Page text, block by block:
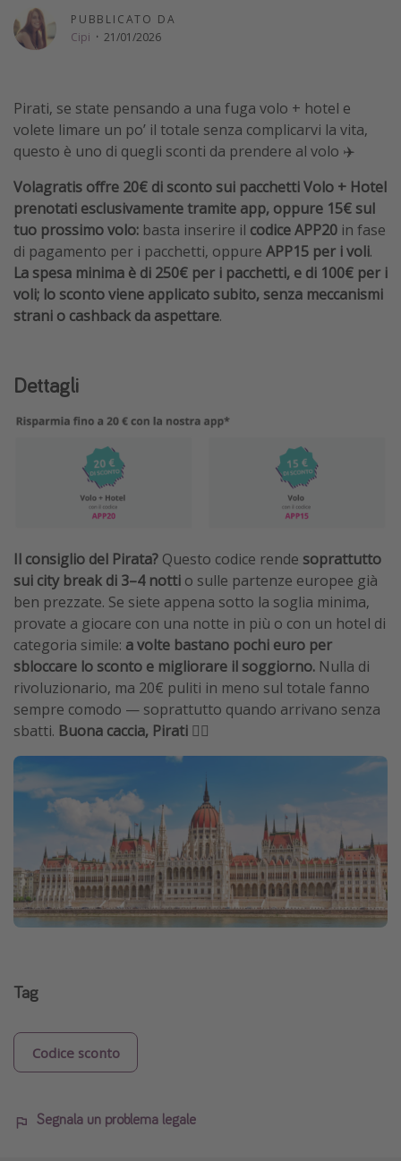
Vacanze al mare
Viaggi per single
Travel magazine
Calendario di viaggio
Festività del 2026
Città più visitate
PUBBLICATO DA
Cipi · 21/01/2026
Pirati, se state pensando a una fuga volo + hotel e
volete limare un po’ il totale senza complicarvi la vita,
questo è uno di quegli sconti da prendere al volo ✈️
Volagratis offre 20€ di sconto sui pacchetti Volo + Hotel
prenotati esclusivamente tramite app, oppure 15€ sul
tuo prossimo volo: basta inserire il codice APP20 in fase
di pagamento per i pacchetti, oppure APP15 per i voli.
La spesa minima è di 250€ per i pacchetti, e di 100€ per i
voli; lo sconto viene applicato subito, senza meccanismi
strani o cashback da aspettare.
Dettagli
Il consiglio del Pirata? Questo codice rende soprattutto
sui city break di 3–4 notti o sulle partenze europee già
ben prezzate. Se siete appena sotto la soglia minima,
provate a giocare con una notte in più o con un hotel di
categoria simile: a volte bastano pochi euro per
sbloccare lo sconto e migliorare il soggiorno. Nulla di
rivoluzionario, ma 20€ puliti in meno sul totale fanno
sempre comodo — soprattutto quando arrivano senza
sbatti. Buona caccia, Pirati 🏴‍☠️
Tag
Codice sconto
Segnala un problema legale